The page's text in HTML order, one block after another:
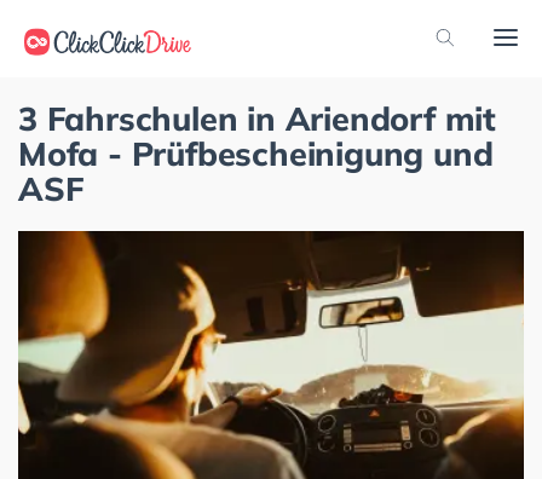
3 Fahrschulen in Ariendorf mit
Mofa - Prüfbescheinigung und
ASF